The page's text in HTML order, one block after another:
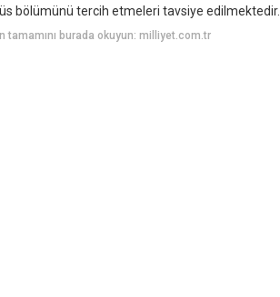
bölümünü tercih etmeleri tavsiye edilmektedir.
tamamını burada okuyun: milliyet.com.tr